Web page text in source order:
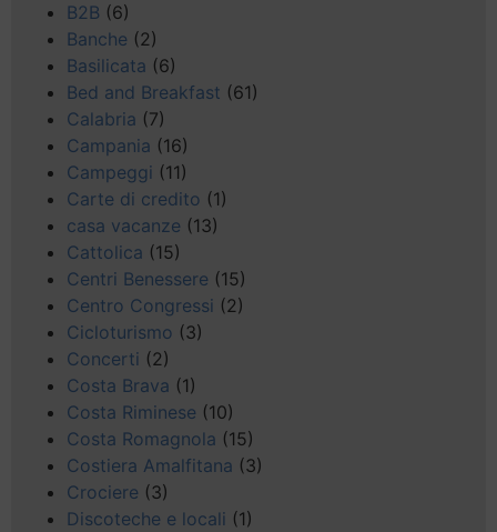
B2B (6)
Banche (2)
Basilicata (6)
Bed and Breakfast (61)
Calabria (7)
Campania (16)
Campeggi (11)
Carte di credito (1)
casa vacanze (13)
Cattolica (15)
Centri Benessere (15)
Centro Congressi (2)
Cicloturismo (3)
Concerti (2)
Costa Brava (1)
Costa Riminese (10)
Costa Romagnola (15)
Costiera Amalfitana (3)
Crociere (3)
Discoteche e locali (1)